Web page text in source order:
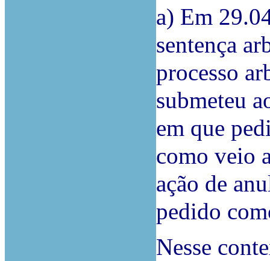
a) Em
sentença
processo
submeteu
em que
como veio
ação de
pedido
Nesse